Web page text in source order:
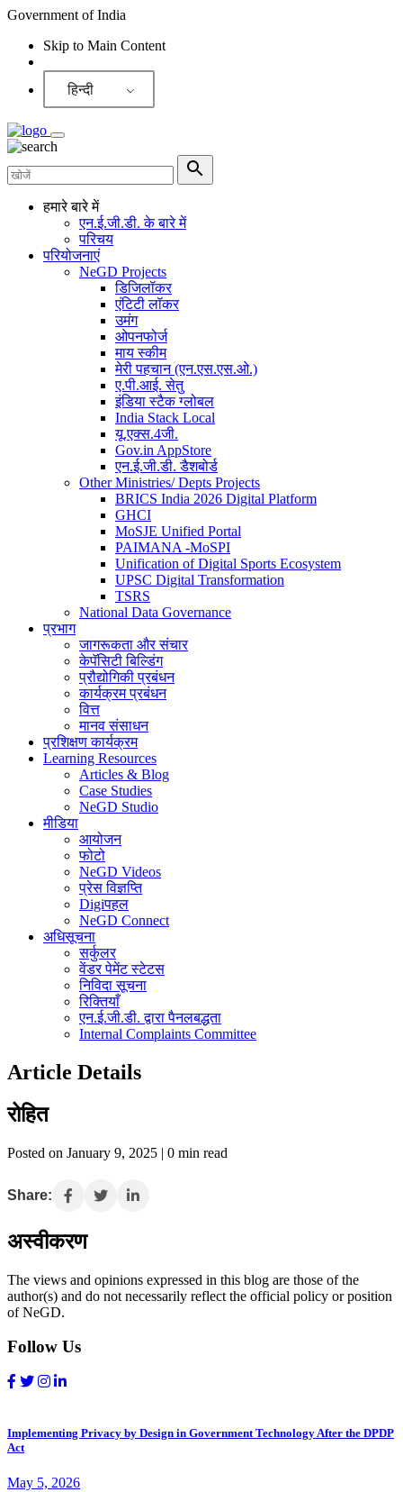
Government of India
Skip to Main Content
हिन्दी
हमारे बारे में
एन.ई.जी.डी. के बारे में
परिचय
परियोजनाएं
NeGD Projects
डिजिलॉकर
एंटिटी लॉकर
उमंग
ओपनफोर्ज
माय स्कीम
मेरी पहचान (एन.एस.एस.ओ.)
ए.पी.आई. सेतु
इंडिया स्टैक ग्लोबल
India Stack Local
यू.एक्स.4जी.
Gov.in AppStore
एन.ई.जी.डी. डैशबोर्ड
Other Ministries/ Depts Projects
BRICS India 2026 Digital Platform
GHCI
MoSJE Unified Portal
PAIMANA -MoSPI
Unification of Digital Sports Ecosystem
UPSC Digital Transformation
TSRS
National Data Governance
प्रभाग
जागरूकता और संचार
केपॅसिटी बिल्डिंग
प्रौद्योगिकी प्रबंधन
कार्यक्रम प्रबंधन
वित्त
मानव संसाधन
प्रशिक्षण कार्यक्रम
Learning Resources
Articles & Blog
Case Studies
NeGD Studio
मीडिया
आयोजन
फोटो
NeGD Videos
प्रेस विज्ञप्ति
Digiपहल
NeGD Connect
अधिसूचना
सर्कुलर
वेंडर पेमेंट स्टेटस
निविदा सूचना
रिक्तियाँ
एन.ई.जी.डी. द्वारा पैनलबद्धता
Internal Complaints Committee
Article Details
रोहित
Posted on January 9, 2025 | 0 min read
Share:
अस्वीकरण
The views and opinions expressed in this blog are those of the
author(s) and do not necessarily reflect the official policy or position
of NeGD.
Follow Us
Implementing Privacy by Design in Government Technology After the DPDP
Act
May 5, 2026